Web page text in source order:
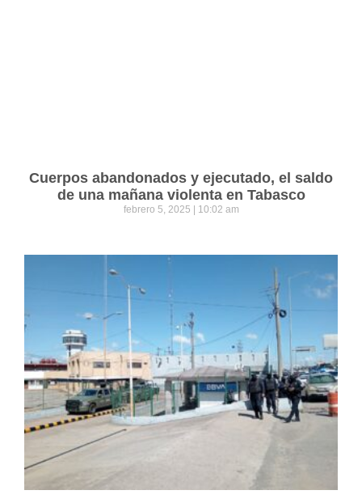
Cuerpos abandonados y ejecutado, el saldo
de una mañana violenta en Tabasco
febrero 5, 2025 10:02 am